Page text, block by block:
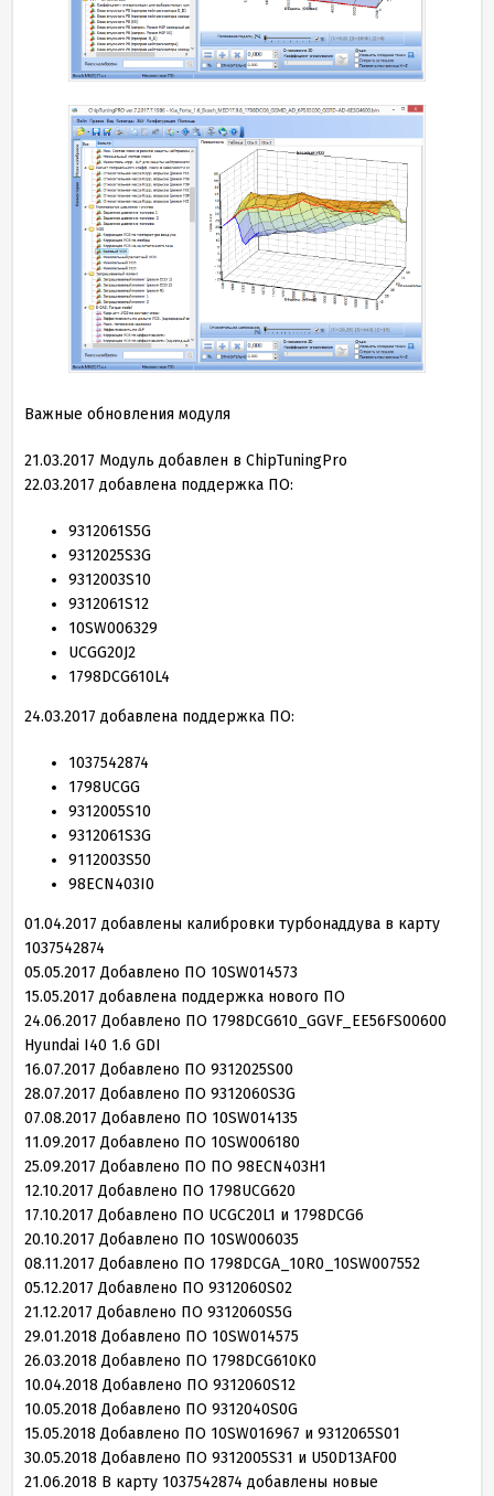
Важные обновления модуля
21.03.2017 Модуль добавлен в ChipTuningPro
22.03.2017 добавлена поддержка ПО:
9312061S5G
9312025S3G
9312003S10
9312061S12
10SW006329
UCGG20J2
1798DCG610L4
24.03.2017 добавлена поддержка ПО:
1037542874
1798UCGG
9312005S10
9312061S3G
9112003S50
98ECN403I0
01.04.2017 добавлены калибровки турбонаддува в карту
1037542874
05.05.2017 Добавлено ПО 10SW014573
15.05.2017 добавлена поддержка нового ПО
24.06.2017 Добавлено ПО 1798DCG610 _GGVF_EE56FS00600
Hyundai I40 1.6 GDI
16.07.2017 Добавлено ПО 9312025S00
28.07.2017 Добавлено ПО 9312060S3G
07.08.2017 Добавлено ПО 10SW014135
11.09.2017 Добавлено ПО 10SW006180
25.09.2017 Добавлено ПО ПО 98ECN403H1
12.10.2017 Добавлено ПО 1798UCG620
17.10.2017 Добавлено ПО UCGC20L1 и 1798DCG6
20.10.2017 Добавлено ПО 10SW006035
08.11.2017 Добавлено ПО 1798DCGA_ 10R0 10SW007552
05.12.2017 Добавлено ПО 9312060S02
21.12.2017 Добавлено ПО 9312060S5G
29.01.2018 Добавлено ПО 10SW014575
26.03.2018 Добавлено ПО 1798DCG610K0
10.04.2018 Добавлено ПО 9312060S12
10.05.2018 Добавлено ПО 9312040S0G
15.05.2018 Добавлено ПО 10SW016967 и 9312065S01
30.05.2018 Добавлено ПО 9312005S31 и U50D13AF00
21.06.2018 В карту 1037542874 добавлены новые